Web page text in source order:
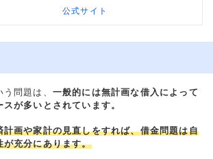
公式サイト
問題は、 一般的には無計画な借入によって
が多いとされています。
計画や家計の見直しをすれば、借金問題は自
が充分にあります。